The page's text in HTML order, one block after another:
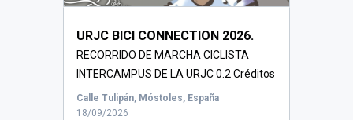
URJC BICI CONNECTION 2026.
RECORRIDO DE MARCHA CICLISTA
INTERCAMPUS DE LA URJC 0.2 Créditos
RAC y premi...
Calle Tulipán, Móstoles, España
18/09/2026